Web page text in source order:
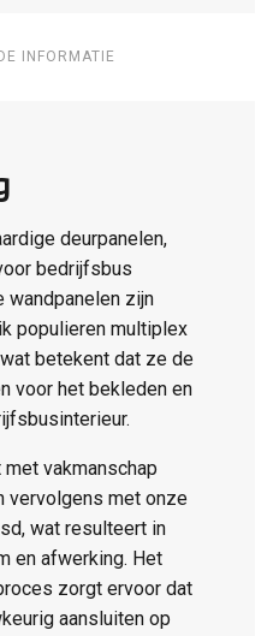
INFORMATIE
deurpanelen,
bedrijfsbus
wandpanelen zijn
populieren multiplex
betekent dat ze de
voor het bekleden en
vakmanschap
vervolgens met onze
wat resulteert in
en afwerking. Het
zorgt ervoor dat
aansluiten op